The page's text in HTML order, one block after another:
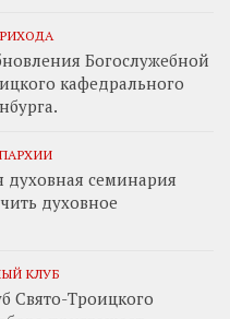
Богослужебной
кафедрального
духовная семинария
духовное
КЛУБ
Свято-Троицкого